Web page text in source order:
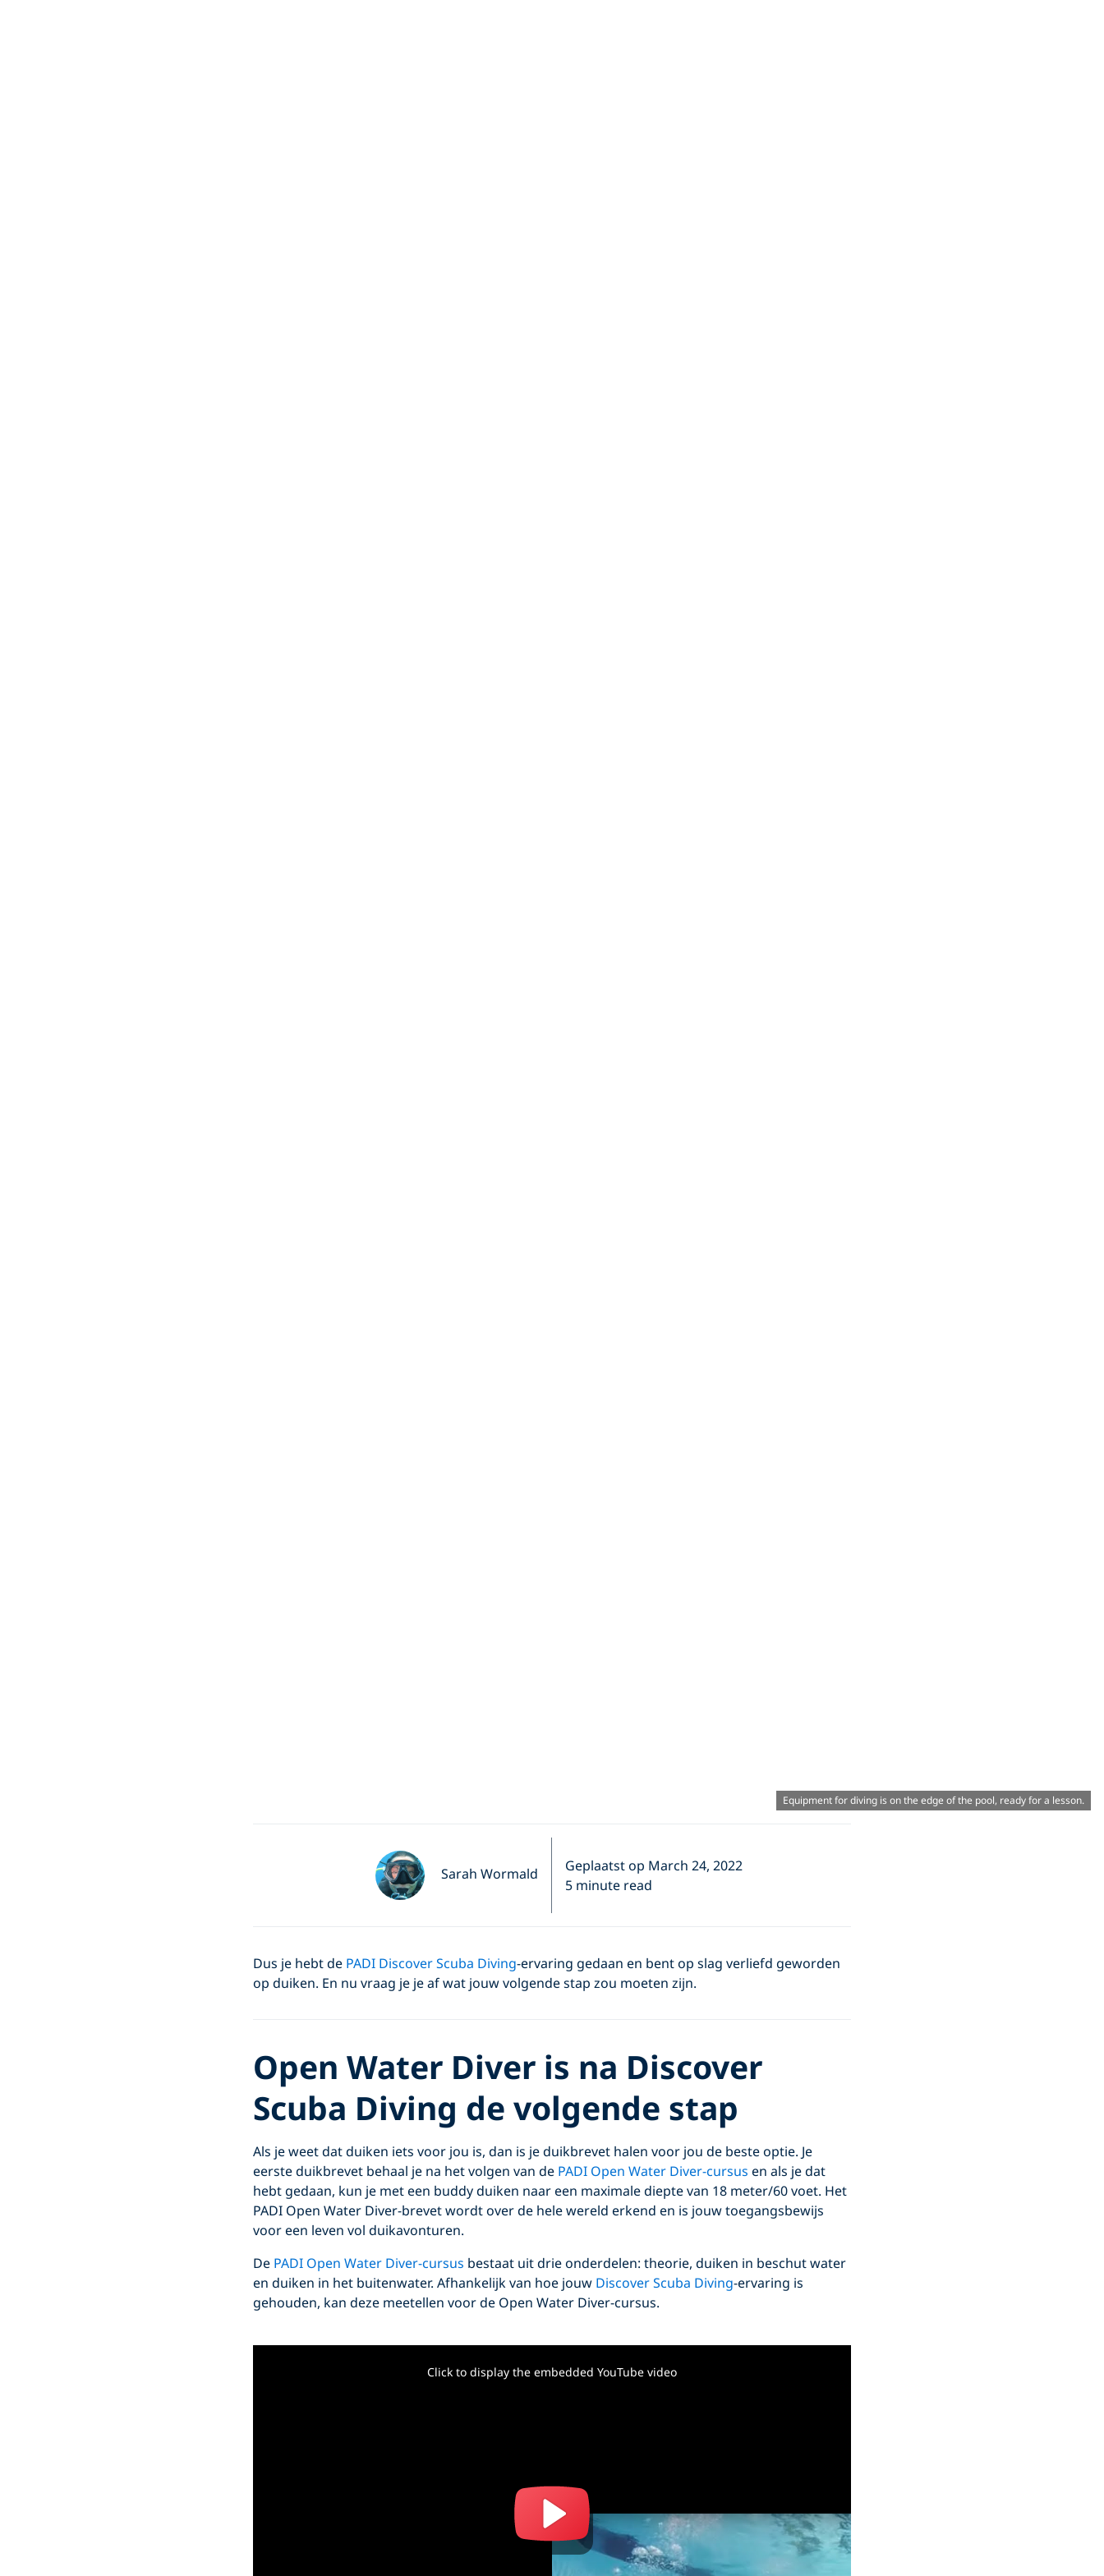
Equipment for diving is on the edge of the pool, ready for a lesson.
Sarah Wormald
Geplaatst op March 24, 2022
5 minute read
Dus je hebt de PADI Discover Scuba Diving-ervaring gedaan en bent op slag verliefd geworden
op duiken. En nu vraag je je af wat jouw volgende stap zou moeten zijn.
Open Water Diver is na Discover
Scuba Diving de volgende stap
Als je weet dat duiken iets voor jou is, dan is je duikbrevet halen voor jou de beste optie. Je
eerste duikbrevet behaal je na het volgen van de PADI Open Water Diver-cursus en als je dat
hebt gedaan, kun je met een buddy duiken naar een maximale diepte van 18 meter/60 voet. Het
PADI Open Water Diver-brevet wordt over de hele wereld erkend en is jouw toegangsbewijs
voor een leven vol duikavonturen.
De PADI Open Water Diver-cursus bestaat uit drie onderdelen: theorie, duiken in beschut water
en duiken in het buitenwater. Afhankelijk van hoe jouw Discover Scuba Diving-ervaring is
gehouden, kan deze meetellen voor de Open Water Diver-cursus.
Click to display the embedded YouTube video